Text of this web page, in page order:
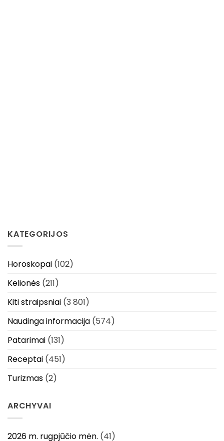
KATEGORIJOS
Horoskopai (102)
Kelionės (211)
Kiti straipsniai (3 801)
Naudinga informacija (574)
Patarimai (131)
Receptai (451)
Turizmas (2)
ARCHYVAI
2026 m. rugpjūčio mėn. (41)